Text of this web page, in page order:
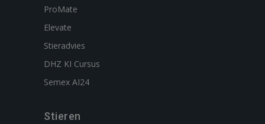
ProMate
Elevate
Stieradvies
DHZ KI Cursus
Semex AI24
Stieren